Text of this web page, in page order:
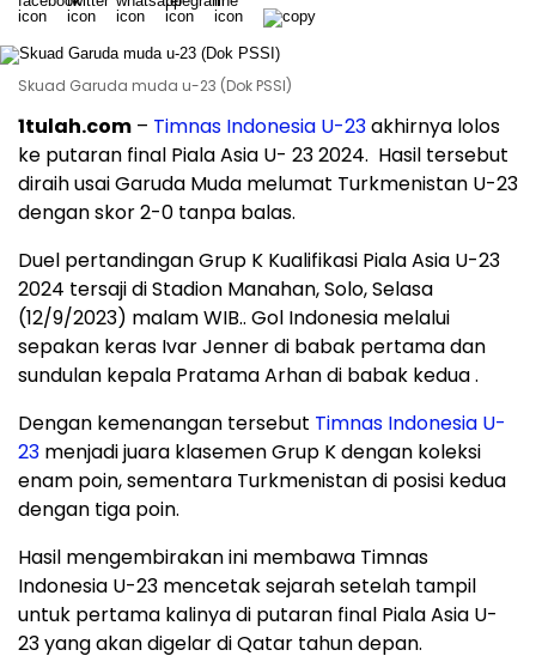
Skuad Garuda muda u-23 (Dok PSSI)
1tulah.com – Timnas Indonesia U-23akhirnya lolos
ke putaran final Piala Asia U- 23 2024. Hasil tersebut
diraih usai Garuda Muda melumat Turkmenistan U-23
dengan skor 2-0 tanpa balas.
Duel pertandingan Grup K Kualifikasi Piala Asia U-23
2024 tersaji di Stadion Manahan, Solo, Selasa
(12/9/2023) malam WIB.. Gol Indonesia melalui
sepakan keras Ivar Jenner di babak pertama dan
sundulan kepala Pratama Arhan di babak kedua .
Dengan kemenangan tersebut Timnas Indonesia U-
23 menjadi juara klasemen Grup K dengan koleksi
enam poin, sementara Turkmenistan di posisi kedua
dengan tiga poin.
Hasil mengembirakan ini membawa Timnas
Indonesia U-23 mencetak sejarah setelah tampil
untuk pertama kalinya di putaran final Piala Asia U-
23 yang akan digelar di Qatar tahun depan.